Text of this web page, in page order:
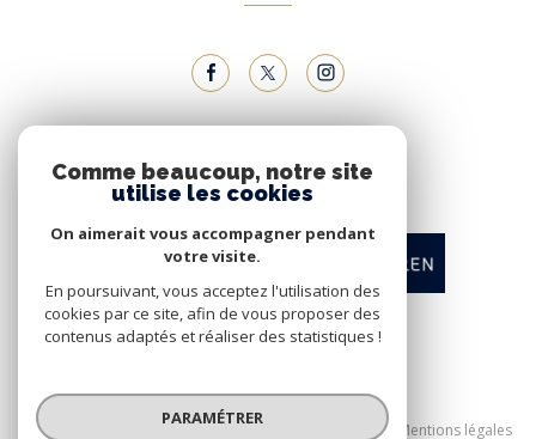
NOUS ADHÉRONS
© 2026 | Tous droits réservés
Nos honoraires
Nos partenaires Mentions légales
Comme beaucoup, notre site
utilise les cookies
On aimerait vous accompagner pendant
votre visite.
En poursuivant, vous acceptez l'utilisation des
cookies par ce site, afin de vous proposer des
contenus adaptés et réaliser des statistiques !
PARAMÉTRER